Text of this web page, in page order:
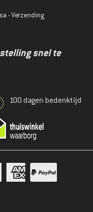
- Verzending
snel te
100 dagen bedenktijd